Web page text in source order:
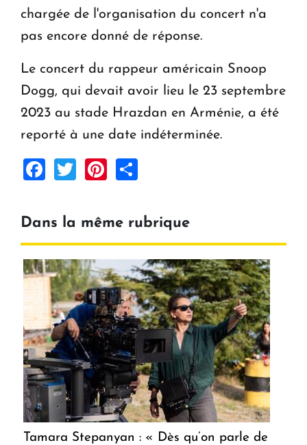
chargée de l'organisation du concert n'a
pas encore donné de réponse.
Le concert du rappeur américain Snoop
Dogg, qui devait avoir lieu le 23 septembre
2023 au stade Hrazdan en Arménie, a été
reporté à une date indéterminée.
Facebook
TwitterPinterest
Dans la même rubrique
Tamara Stepanyan : « Dès qu’on parle de